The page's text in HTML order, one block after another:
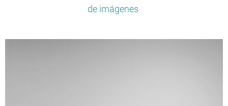
de imágenes